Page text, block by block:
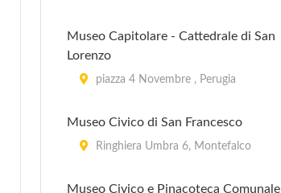
Museo Capitolare - Cattedrale di San
Lorenzo
piazza 4 Novembre , Perugia
Museo Civico di San Francesco
Ringhiera Umbra 6, Montefalco
Museo Civico e Pinacoteca Comunale